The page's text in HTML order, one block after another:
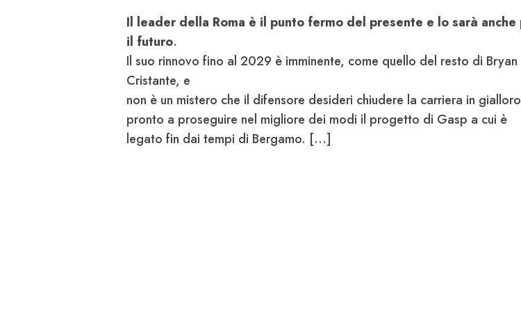
Il leader della Roma è il punto fermo del presente e lo sarà anche
il futuro.
Il suo rinnovo fino al 2029 è imminente, come quello del resto di Bryan
Cristante, e
non è un mistero che il difensore desideri chiudere la carriera in
pronto a proseguire nel migliore dei modi il progetto di Gasp a cui è
legato fin dai tempi di Bergamo. [...]